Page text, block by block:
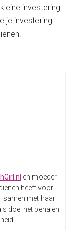
investering
je investering
en moeder
heeft voor
samen met haar
doel het behalen